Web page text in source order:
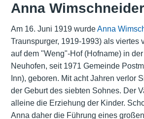
Anna Wimschneider
Am 16. Juni 1919 wurdeAnna
Traunspurger, 1919-1993) als viertes
auf dem "Weng"-Hof (Hofname) in
Neuhofen, seit 1971 Gemeinde
Inn), geboren. Mit acht Jahren verlor
der Geburt des siebten Sohnes. Der
alleine die Erziehung der Kinder.
Anna daher die Führung eines